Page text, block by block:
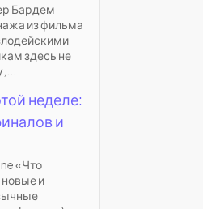
Бардем
из фильма
здесь не
неделе:
и
«Что
и